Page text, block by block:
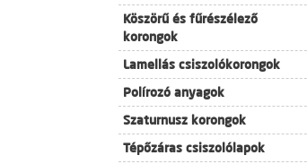
Köszörű és fűrészélező
korongok
Lamellás csiszolókorongok
Polírozó anyagok
Szaturnusz korongok
Tépőzáras csiszolólapok